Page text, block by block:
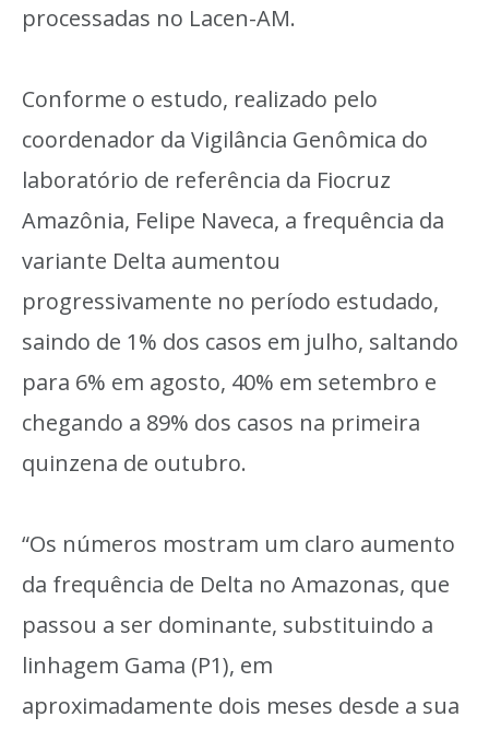
processadas no Lacen-AM.
Conforme o estudo, realizado pelo
coordenador da Vigilância Genômica do
laboratório de referência da Fiocruz
Amazônia, Felipe Naveca, a frequência da
variante Delta aumentou
progressivamente no período estudado,
saindo de 1% dos casos em julho, saltando
para 6% em agosto, 40% em setembro e
chegando a 89% dos casos na primeira
quinzena de outubro.
“Os números mostram um claro aumento
da frequência de Delta no Amazonas, que
passou a ser dominante, substituindo a
linhagem Gama (P1), em
aproximadamente dois meses desde a sua